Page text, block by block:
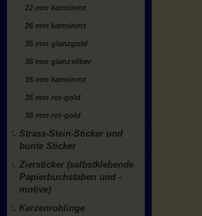
22 mm karminrot
26 mm karminrot
35 mm glanzgold
35 mm glanzsilber
35 mm karminrot
35 mm rot-gold
38 mm rot-gold
Strass-Stein-Sticker und
bunte Sticker
Ziersticker (selbstklebende
Papierbuchstaben und -
motive)
Kerzenrohlinge